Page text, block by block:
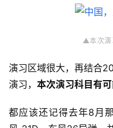
▲本次演
演习区域很大，再结合
演习， 本次演习科目有可
都应该还记得去年8月